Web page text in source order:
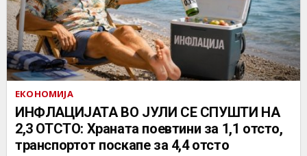
ЕКОНОМИЈА
ИНФЛАЦИЈАТА ВО ЈУЛИ СЕ СПУШТИ НА
2,3 ОТСТО: Храната поевтини за 1,1 отсто,
транспортот поскапе за 4,4 отсто